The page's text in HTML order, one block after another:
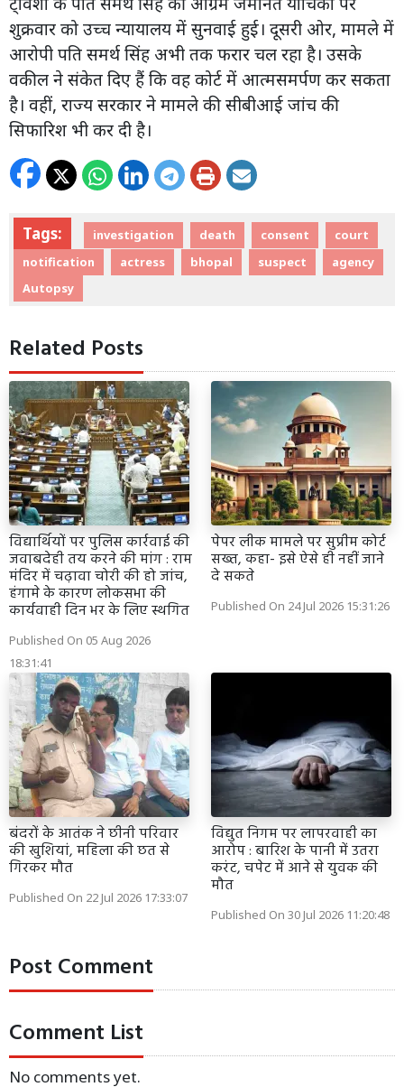
शुक्रवार को उच्च न्यायालय में सुनवाई हुई। दूसरी ओर, मामले में
आरोपी पति समर्थ सिंह अभी तक फरार चल रहा है। उसके
वकील ने संकेत दिए हैं कि वह कोर्ट में आत्मसमर्पण कर सकता
है। वहीं, राज्य सरकार ने मामले की सीबीआई जांच की
सिफारिश भी कर दी है।
Tags: investigation death consent
court
notification
actress bhopal suspect
agency
Autopsy
Related Posts
विद्यार्थियों पर पुलिस कार्रवाई की
जवाबदेही तय करने की मांग : राम
मंदिर में चढ़ावा चोरी की हो जांच,
हंगामे के कारण लोकसभा की
कार्यवाही दिन भर के लिए स्थगित
Published On 05 Aug 2026
18:31:41
पेपर लीक मामले पर सुप्रीम कोर्ट
सख्त, कहा- इसे ऐसे ही नहीं जाने
दे सकते
Published On 24 Jul 2026 15:31:26
बंदरों के आतंक ने छीनी परिवार
की खुशियां, महिला की छत से
गिरकर मौत
Published On 22 Jul 2026 17:33:07
विद्युत निगम पर लापरवाही का
आरोप : बारिश के पानी में उतरा
करंट, चपेट में आने से युवक की
मौत
Published On 30 Jul 2026 11:20:48
Post Comment
Comment List
No comments yet.